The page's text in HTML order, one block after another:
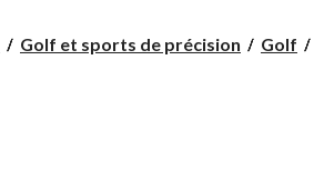
Golf et sports de précision Golf